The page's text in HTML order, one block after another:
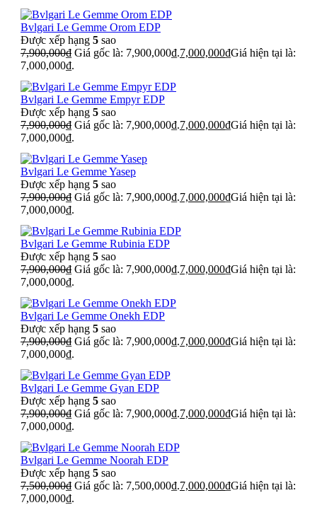
Bvlgari Le Gemme Orom EDP
Được xếp hạng 5 sao
7,900,000₫ Giá gốc là: 7,900,000₫.7,000,000₫Giá hiện tại là:
7,000,000₫.
Bvlgari Le Gemme Empyr EDP
Được xếp hạng 5 sao
7,900,000₫ Giá gốc là: 7,900,000₫.7,000,000₫Giá hiện tại là:
7,000,000₫.
Bvlgari Le Gemme Yasep
Được xếp hạng 5 sao
7,900,000₫ Giá gốc là: 7,900,000₫.7,000,000₫Giá hiện tại là:
7,000,000₫.
Bvlgari Le Gemme Rubinia EDP
Được xếp hạng 5 sao
7,900,000₫ Giá gốc là: 7,900,000₫.7,000,000₫Giá hiện tại là:
7,000,000₫.
Bvlgari Le Gemme Onekh EDP
Được xếp hạng 5 sao
7,900,000₫ Giá gốc là: 7,900,000₫.7,000,000₫Giá hiện tại là:
7,000,000₫.
Bvlgari Le Gemme Gyan EDP
Được xếp hạng 5 sao
7,900,000₫ Giá gốc là: 7,900,000₫.7,000,000₫Giá hiện tại là:
7,000,000₫.
Bvlgari Le Gemme Noorah EDP
Được xếp hạng 5 sao
7,500,000₫ Giá gốc là: 7,500,000₫.7,000,000₫Giá hiện tại là:
7,000,000₫.